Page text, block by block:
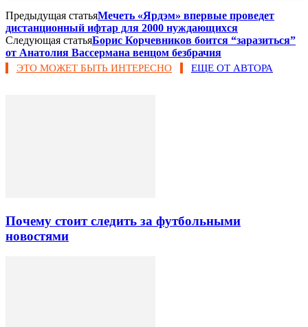
Предыдущая статьяМечеть «Ярдэм» впервые проведет
дистанционный ифтар для 2000 нуждающихся
Следующая статьяБорис Корчевников боится “заразиться”
от Анатолия Вассермана венцом безбрачия
ЭТО МОЖЕТ БЫТЬ ИНТЕРЕСНО ЕЩЕ ОТ АВТОРА
Почему стоит следить за футбольными
новостями